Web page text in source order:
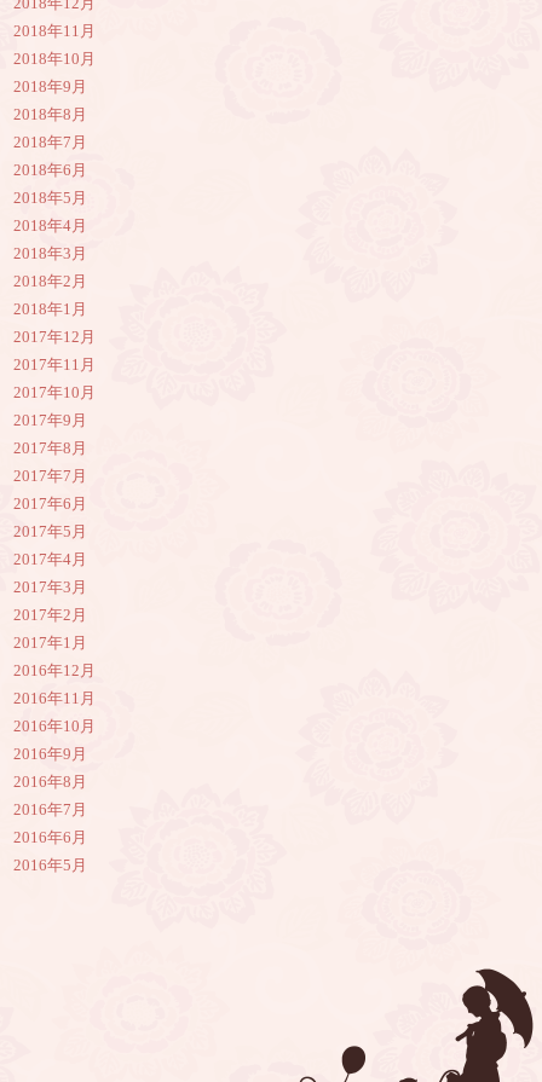
2018年12月
2018年11月
2018年10月
2018年9月
2018年8月
2018年7月
2018年6月
2018年5月
2018年4月
2018年3月
2018年2月
2018年1月
2017年12月
2017年11月
2017年10月
2017年9月
2017年8月
2017年7月
2017年6月
2017年5月
2017年4月
2017年3月
2017年2月
2017年1月
2016年12月
2016年11月
2016年10月
2016年9月
2016年8月
2016年7月
2016年6月
2016年5月